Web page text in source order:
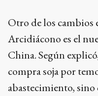
Otro de los cambios
Arcidiácono es el
China. Según
compra soja por
abastecimiento, sino